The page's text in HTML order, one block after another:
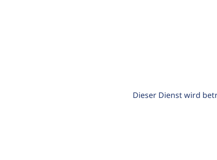
Dieser Dienst wird